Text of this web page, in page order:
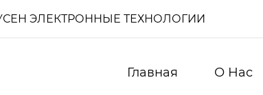
ЭЛЕКТРОННЫЕ ТЕХНОЛОГИИ
Главная О Нас